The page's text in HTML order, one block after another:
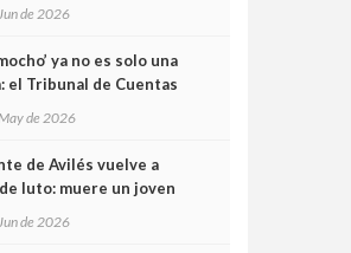
de 2026
ya no es solo una
el Tribunal de Cuentas
de los trenes que no
los túneles
de 2026
de Avilés vuelve a
luto: muere un joven
de 2026